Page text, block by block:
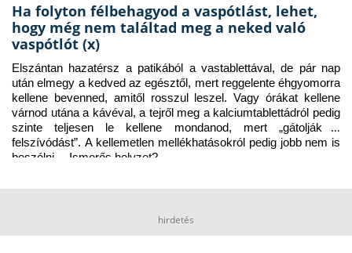
Ha folyton félbehagyod a vaspótlást, lehet,
hogy még nem találtad meg a neked való
vaspótlót (x)
Elszántan hazatérsz a patikából a vastablettával, de pár nap
után elmegy a kedved az egésztől, mert reggelente éhgyomorra
kellene bevenned, amitől rosszul leszel. Vagy órákat kellene
várnod utána a kávéval, a tejről meg a kalciumtablettádról pedig
szinte teljesen le kellene mondanod, mert „gátolják a
felszívódást”. A kellemetlen mellékhatásokról pedig jobb nem is
beszélni… Ismerős helyzet?
hirdetés